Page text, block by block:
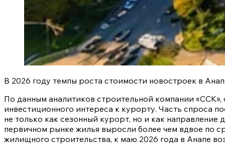
В 2026 году темпы роста стоимости новостроек в
По данным аналитиков строительной компании «ССК»,
инвестиционного интереса к курорту. Часть спроса
не только как сезонный курорт, но и как
первичном рынке жилья выросли более чем вдвое по
жилищного строительства, к маю 2026 года в Анапе